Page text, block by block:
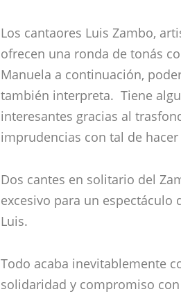
Los cantaores Luis Zambo,
ofrecen una ronda de tonás
Manuela a continuación,
también interpreta. Tiene
interesantes gracias al
imprudencias con tal de hacer
Dos cantes en solitario del
excesivo para un espectáculo
Luis.
Todo acaba inevitablemente
solidaridad y compromiso